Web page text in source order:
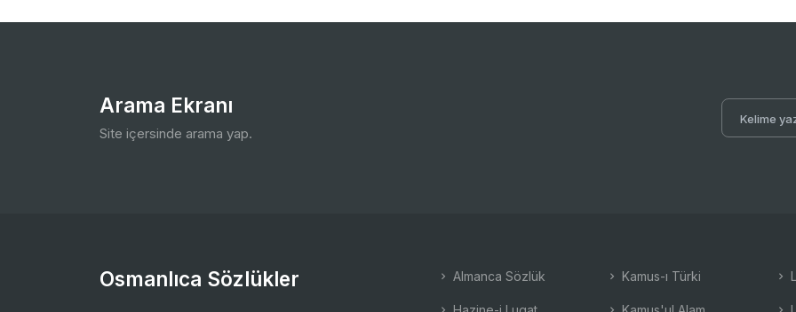
Arama Ekranı
Site içersinde arama yap.
Osmanlıca Sözlükler Almanca Sözlük Kamus-ı Türki